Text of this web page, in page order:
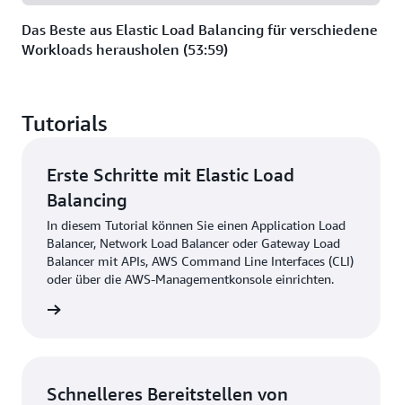
Das Beste aus Elastic Load Balancing für verschiedene
Workloads herausholen (53:59)
Tutorials
Erste Schritte mit Elastic Load
Balancing
In diesem Tutorial können Sie einen Application Load
Balancer, Network Load Balancer oder Gateway Load
Balancer mit APIs, AWS Command Line Interfaces (CLI)
oder über die AWS-Managementkonsole einrichten.
Schnelleres Bereitstellen von